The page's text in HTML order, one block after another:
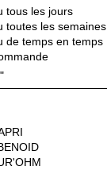
tous les jours
toutes les semaines
de temps en temps